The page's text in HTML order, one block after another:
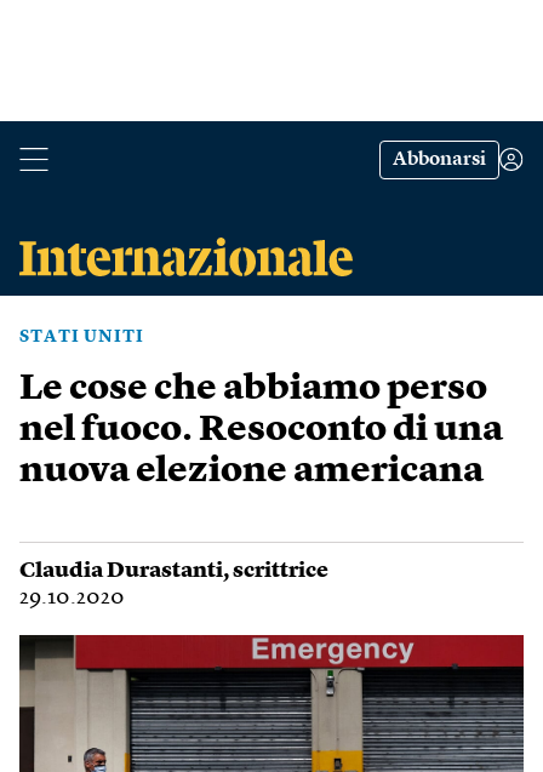
Abbonarsi
STATI UNITI
Le cose che abbiamo perso
nel fuoco. Resoconto di una
nuova elezione americana
Claudia Durastanti, scrittrice
29.10.2020